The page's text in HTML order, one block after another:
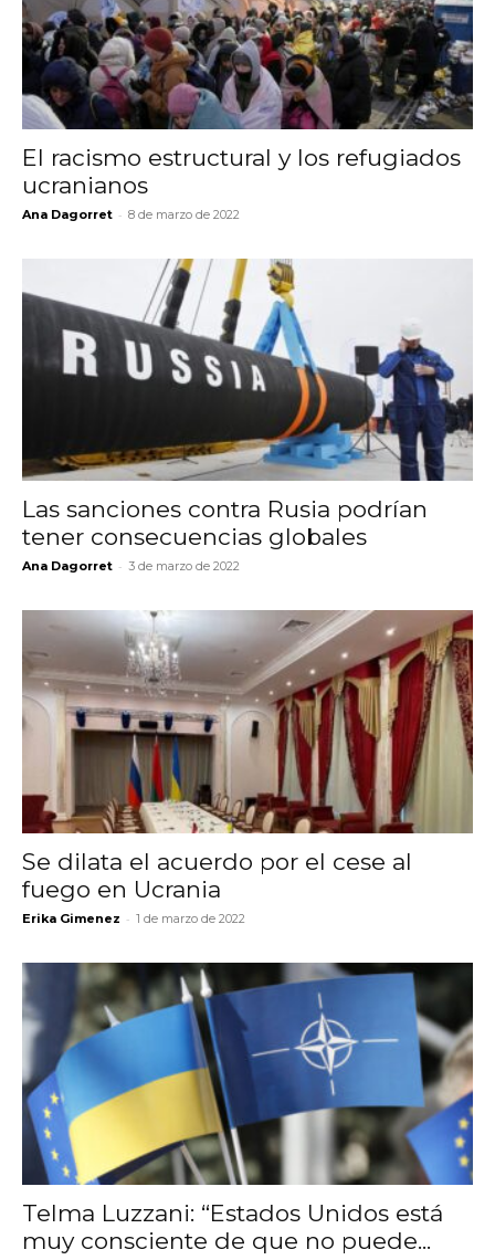
El racismo estructural y los refugiados
ucranianos
Ana Dagorret - 8 de marzo de 2022
Las sanciones contra Rusia podrían
tener consecuencias globales
Ana Dagorret - 3 de marzo de 2022
Se dilata el acuerdo por el cese al
fuego en Ucrania
Erika Gimenez - 1 de marzo de 2022
Telma Luzzani: “Estados Unidos está
muy consciente de que no puede...